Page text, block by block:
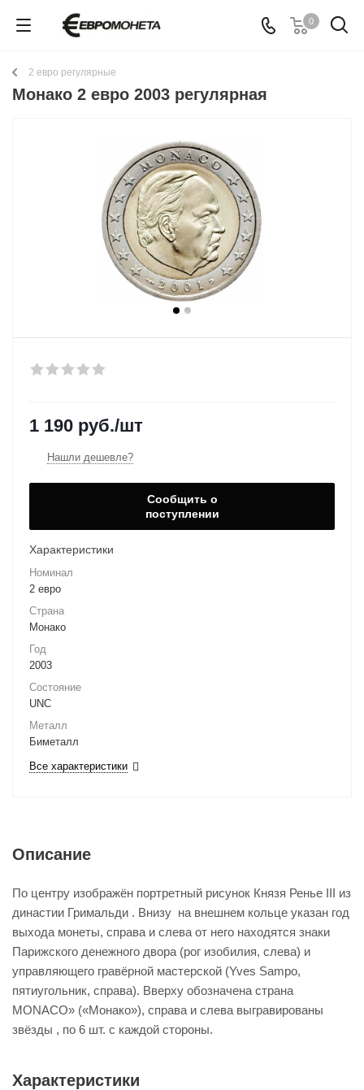
0
2 евро регулярные
Монако 2 евро 2003 регулярная
1 190 руб./шт
Нашли дешевле?
Сообщить о
поступлении
Характеристики
Номинал
2 евро
Страна
Монако
Год
2003
Состояние
UNC
Металл
Биметалл
Все характеристики
Описание
По центру изображён портретный рисунок Князя Ренье III из
династии Гримальди . Внизу на внешнем кольце указан год
выхода монеты, справа и слева от него находятся знаки
Парижского денежного двора (рог изобилия, слева) и
управляющего гравёрной мастерской (Yves Sampo,
пятиугольник, справа). Вверху обозначена страна
MONACO» («Монако»), справа и слева выгравированы
звёзды , по 6 шт. с каждой стороны.
Характеристики